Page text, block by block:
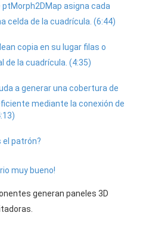
ptMorph2DMap asigna cada
celda de la cuadrícula. (6:44)
copia en su lugar filas o
de la cuadrícula. (4:35)
a generar una cobertura de
mediante la conexión de
el patrón?
muy bueno!
generan paneles 3D